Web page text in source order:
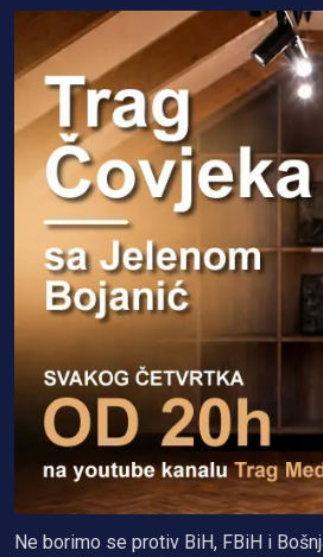
Ne borimo se protiv BiH, FBiH i